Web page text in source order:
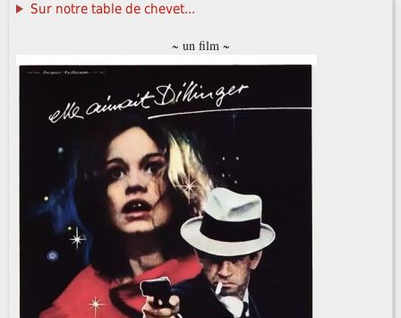
Sur notre table de chevet...
~ un film ~